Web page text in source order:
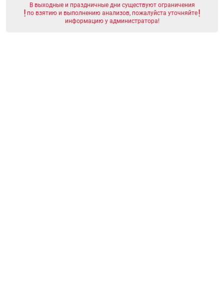
В выходные и праздничные дни существуют ограничения
по взятию и выполнению анализов, пожалуйста уточняйте
информацию у администратора!